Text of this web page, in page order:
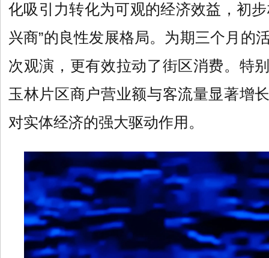
化吸引力转化为可观的经济效益，初
兴商”的良性发展格局。为期三个月的
次观演，更有效拉动了街区消费。特
玉林片区商户营业额与客流量显著增
对实体经济的强大驱动作用。